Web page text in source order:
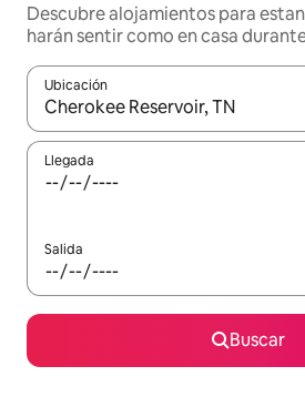
Descubre alojamientos para
harán sentir como en casa
Ubicación
Cuando los resultados estén
Llegada
Salida
Buscar